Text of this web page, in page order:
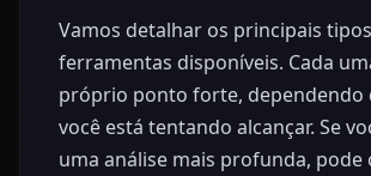
Vamos detalhar os principais
ferramentas disponíveis. Cada
próprio ponto forte, dependendo
você está tentando alcançar. Se
uma análise mais profunda,